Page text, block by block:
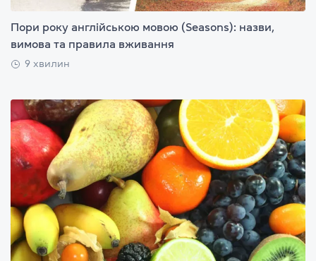
Пори року англійською мовою (Seasons): назви,
вимова та правила вживання
9 хвилин